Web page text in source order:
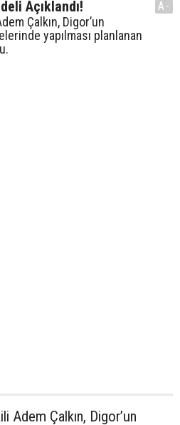
Açıklandı!
Çalkın, Digor’un
yapılması planlanan
A-
Çalkın, Digor’un